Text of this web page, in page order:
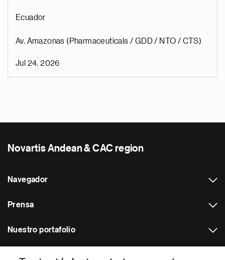
Ecuador
Av. Amazonas (Pharmaceuticals / GDD / NTO / CTS)
Jul 24, 2026
Novartis Andean & CAC region
Navegador
Prensa
Nuestro portafolio